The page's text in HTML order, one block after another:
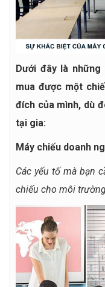
Dưới đây là
mua được một
đích của mình, dù
tại gia:
Máy chiếu doanh
Các yếu tố mà bạn
chiếu cho môi